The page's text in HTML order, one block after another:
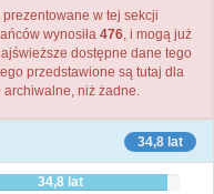
w tej sekcji
wynosiła 476, i mogą już
dostępne dane tego
przedstawione są tutaj dla
archiwalne, niż żadne.
34,8 lat
34,8 lat